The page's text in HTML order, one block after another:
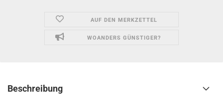
AUF DEN MERKZETTEL
WOANDERS GÜNSTIGER?
Beschreibung